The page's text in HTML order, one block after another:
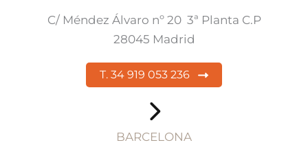
C/ Méndez Álvaro nº 20 3ª Planta C.P
28045 Madrid
T. 34 919 053 236
BARCELONA